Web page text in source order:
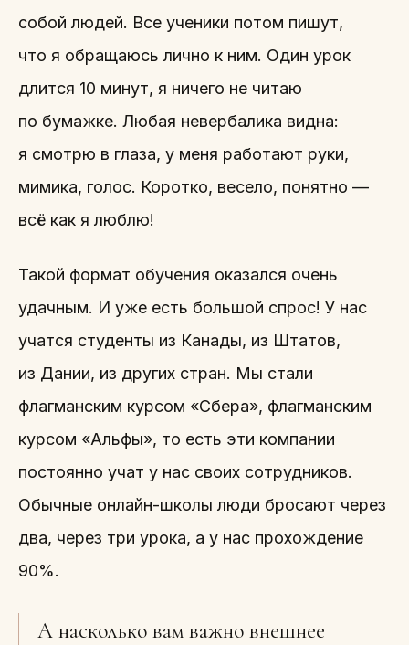
собой людей. Все ученики потом пишут,
что я обращаюсь лично к ним. Один урок
длится 10 минут, я ничего не читаю
по бумажке. Любая невербалика видна:
я смотрю в глаза, у меня работают руки,
мимика, голос. Коротко, весело, понятно —
всё как я люблю!
Такой формат обучения оказался очень
удачным. И уже есть большой спрос! У нас
учатся студенты из Канады, из Штатов,
из Дании, из других стран. Мы стали
флагманским курсом «Сбера», флагманским
курсом «Альфы», то есть эти компании
постоянно учат у нас своих сотрудников.
Обычные онлайн-школы люди бросают через
два, через три урока, а у нас прохождение
90%.
А насколько вам важно внешнее